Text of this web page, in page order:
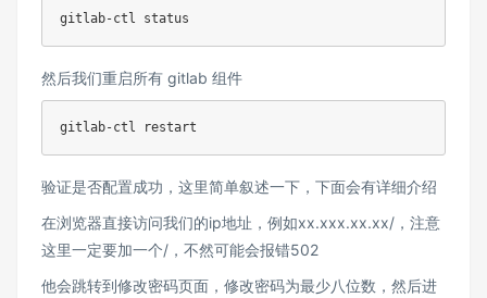
然后我们重启所有 gitlab 组件
验证是否配置成功，这里简单叙述一下，下面会有详细介绍
在浏览器直接访问我们的ip地址，例如xx.xxx.xx.xx/，注意
这里一定要加一个/，不然可能会报错502
他会跳转到修改密码页面，修改密码为最少八位数，然后进